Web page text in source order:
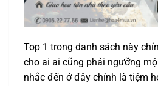
Top 1 trong danh sách này
cho ai ai cũng phải ngưỡng
nhắc đến ở đây chính là tiệm